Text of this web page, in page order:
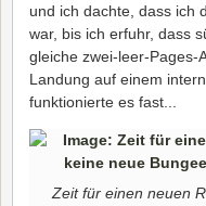
und ich dachte, dass ich
war, bis ich erfuhr, dass
gleiche zwei-leer-Pages-
Landung auf einem
funktionierte es fast...
Zeit für einen neuen